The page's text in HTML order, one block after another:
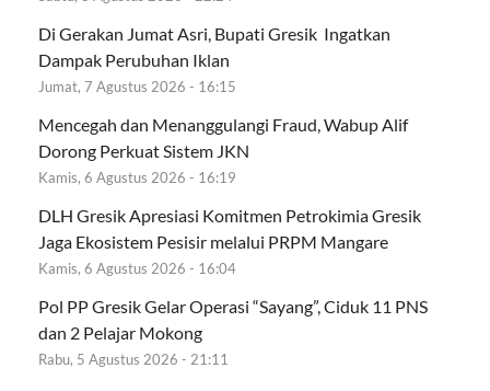
Di Gerakan Jumat Asri, Bupati Gresik Ingatkan
Dampak Perubuhan Iklan
Jumat, 7 Agustus 2026 - 16:15
Mencegah dan Menanggulangi Fraud, Wabup Alif
Dorong Perkuat Sistem JKN
Kamis, 6 Agustus 2026 - 16:19
DLH Gresik Apresiasi Komitmen Petrokimia Gresik
Jaga Ekosistem Pesisir melalui PRPM Mangare
Kamis, 6 Agustus 2026 - 16:04
Pol PP Gresik Gelar Operasi “Sayang”, Ciduk 11 PNS
dan 2 Pelajar Mokong
Rabu, 5 Agustus 2026 - 21:11